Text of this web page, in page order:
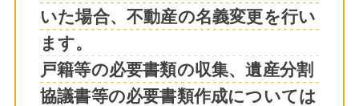
いた場合、不動産の名義変更を行い
ます。
戸籍等の必要書類の収集、遺産分割
協議書等の必要書類作成については